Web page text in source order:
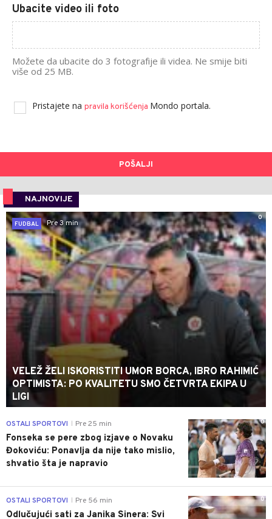
Ubacite video ili foto
Možete da ubacite do 3 fotografije ili videa. Ne smije biti
više od 25 MB.
Pristajete na pravila korišćenja Mondo portala.
POŠALJI
NAJNOVIJE
0
FUDBAL
Pre 3 min
VELEŽ ŽELI ISKORISTITI UMOR BORCA, IBRO RAHIMIĆ
OPTIMISTA: PO KVALITETU SMO ČETVRTA EKIPA U
LIGI
0
OSTALI SPORTOVI Pre 25 min
Fonseka se pere zbog izjave o Novaku
Đokoviću: Ponavlja da nije tako mislio,
shvatio šta je napravio
0
OSTALI SPORTOVI Pre 56 min
Odlučujući sati za Janika Sinera: Svi